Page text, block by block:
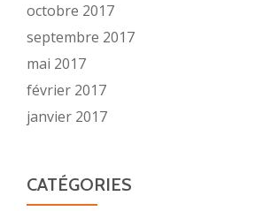
octobre 2017
septembre 2017
mai 2017
février 2017
janvier 2017
CATÉGORIES